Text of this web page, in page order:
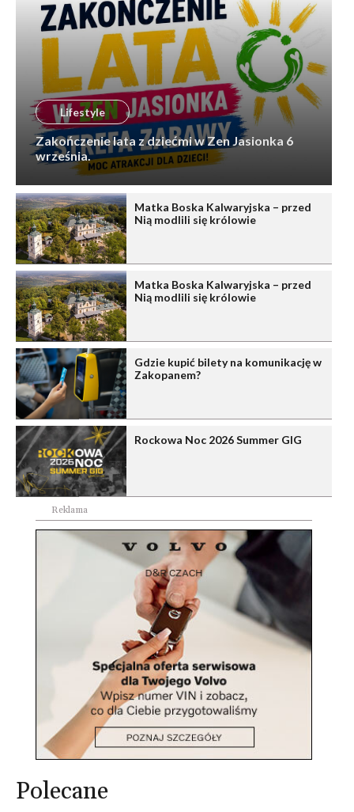
Lifestyle
Zakończenie lata z dziećmi w Zen Jasionka 6
września.
Matka Boska Kalwaryjska – przed
Nią modlili się królowie
Matka Boska Kalwaryjska – przed
Nią modlili się królowie
Gdzie kupić bilety na komunikację w
Zakopanem?
Rockowa Noc 2026 Summer GIG
Reklama
Polecane